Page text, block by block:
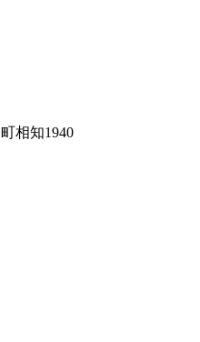
相知1940